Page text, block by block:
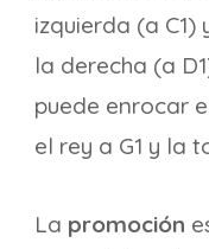
izquierda (a
la derecha (a
puede enrocar
el rey a G1 y la
La promoción